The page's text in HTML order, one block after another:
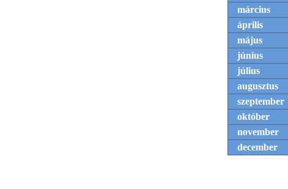
március
április
május
június
július
augusztus
szeptember
október
november
december